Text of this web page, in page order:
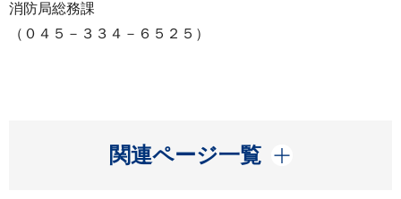
消防局総務課
（０４５－３３４－６５２５）
関連ページ一覧
開く